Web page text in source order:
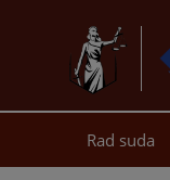
Rad suda